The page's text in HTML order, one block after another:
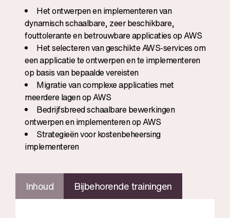
Het ontwerpen en implementeren van
dynamisch schaalbare, zeer beschikbare,
fouttolerante en betrouwbare applicaties op AWS
Het selecteren van geschikte AWS-services om
een applicatie te ontwerpen en te implementeren
op basis van bepaalde vereisten
Migratie van complexe applicaties met
meerdere lagen op AWS
Bedrijfsbreed schaalbare bewerkingen
ontwerpen en implementeren op AWS
Strategieën voor kostenbeheersing
implementeren
Inhoud Bijbehorende trainingen